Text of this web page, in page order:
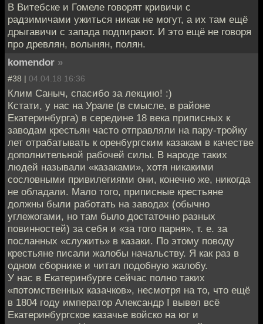
В Витебске и Гомеле говорят кривичи с
радзимичами ужиться никак не могут, а их там ещё
дрыгавичи с запада подпирают. И это ещё не говоря
про древлян, волынян, полян.
komendor »
#38 | 04.04.18 16:36
Клим Саныч, спасибо за лекцию! :)
Кстати, у нас на Урале (в смысле, в районе
Екатеринбурга) в середине 18 века приписных к
заводам крестьян часто отправляли на пару-тройку
лет отрабатывать к оренбургским казакам в качестве
дополнительной рабочей силы. В народе таких
людей называли «казаками», хотя никакими
сословными привилегиями они, конечно же, никогда
не обладали. Мало того, приписные крестьяне
должны были работать на заводах (обычно
углежогами, но там было достаточно разных
повинностей) за себя и «за того парня», т. е. за
посланных «служить» в казаки. По этому поводу
крестьяне писали жалобы начальству. Я как раз в
одном сборнике и читал подобную жалобу.
У нас в Екатеринбурге сейчас полно таких
«потомственных казачков», несмотря на то, что ещё
в 1804 году император Александр I вывел всё
Екатеринбургское казачье войско на юг и